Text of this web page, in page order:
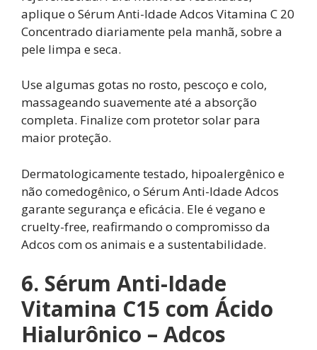
aplique o Sérum Anti-Idade Adcos Vitamina C 20
Concentrado diariamente pela manhã, sobre a
pele limpa e seca.
Use algumas gotas no rosto, pescoço e colo,
massageando suavemente até a absorção
completa. Finalize com protetor solar para
maior proteção.
Dermatologicamente testado, hipoalergênico e
não comedogênico, o Sérum Anti-Idade Adcos
garante segurança e eficácia. Ele é vegano e
cruelty-free, reafirmando o compromisso da
Adcos com os animais e a sustentabilidade.
6. Sérum Anti-Idade
Vitamina C15 com Ácido
Hialurônico – Adcos